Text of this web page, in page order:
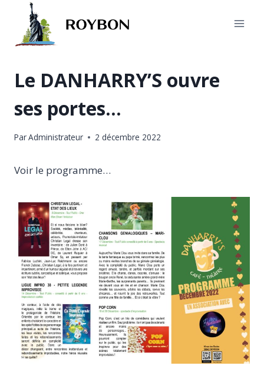
contenu
Le DANHARRY’S ouvre
ses portes…
ParAdministrateur 2 décembre 2022
Voir le programme…